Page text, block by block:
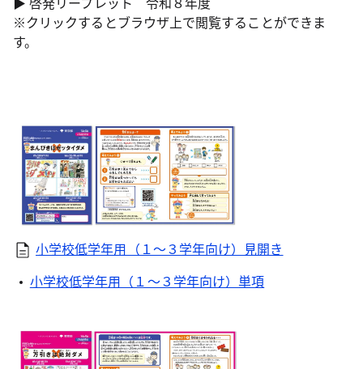
※クリックするとブラウザ上で閲覧することができま
す。
小学校低学年用（１～３学年向け）見開き
小学校低学年用（１～３学年向け）単項